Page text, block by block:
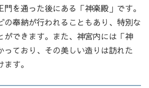
を通った後にある「神楽殿」です。
の奉納が行われることもあり、特別な
ができます。また、神宮内には「神
っており、その美しい造りは訪れた
す。